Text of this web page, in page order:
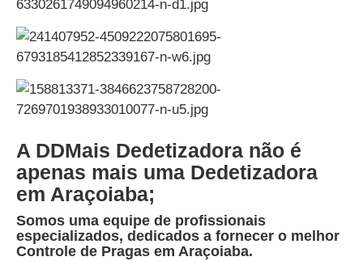
A DDMais Dedetizadora não é
apenas mais uma Dedetizadora
em Araçoiaba;
Somos uma equipe de profissionais
especializados, dedicados a fornecer o melhor
Controle de Pragas em Araçoiaba.